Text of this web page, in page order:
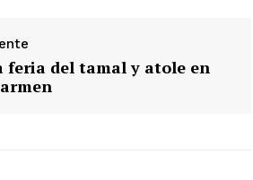
feria del tamal y atole en